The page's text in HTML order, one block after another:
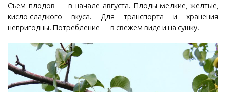
Съем плодов — в начале августа. Плоды мелкие, желтые,
кисло-сладкого вкуса. Для транспорта и хранения
непригодны. Потребление — в свежем виде и на сушку.